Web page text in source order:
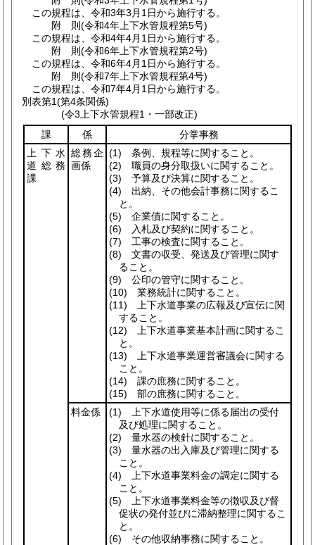
この規程は、令和3年3月1日から施行する。
附 則(令和4年 上下水管規程第5号)
この規程は、令和4年4月1日から施行する。
附 則(令和6年 上下水管規程第2号)
この規程は、令和6年4月1日から施行する。
附 則(令和7年 上下水管規程第4号)
この規程は、令和7年4月1日から施行する。
別表第1(第4条関係)
(令3上下水管規程1・一部改正)
課
係
分掌事務
上下水
道総務
課
総務企
画係
(1) 条例、規程等に関すること。
(2) 職員の身分取扱いに関すること。
(3) 予算及び決算に関すること。
(4) 出納、その他会計事務に関するこ
と。
(5) 企業債に関すること。
(6) 入札及び契約に関すること。
(7) 工事の検査に関すること。
(8) 文書の収受、発送及び管理に関す
ること。
(9) 公印の管守に関すること。
(10) 業務統計に関すること。
(11) 上下水道事業の広報及び宣伝に関
すること。
(12) 上下水道事業基本計画に関するこ
と。
(13) 上下水道事業運営審議会に関する
こと。
(14) 課の庶務に関すること。
(15) 部の庶務に関すること。
料金係
(1) 上下水道使用等に係る届出の受付
及び処理に関すること。
(2) 量水器の検針に関すること。
(3) 量水器の出入庫及び管理に関する
こと。
(4) 上下水道事業料金の調定に関する
こと。
(5) 上下水道事業料金等の徴収及び督
促状の発付並びに滞納整理に関するこ
と。
(6) その他収納事務に関すること。